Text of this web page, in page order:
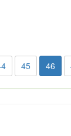
45 46